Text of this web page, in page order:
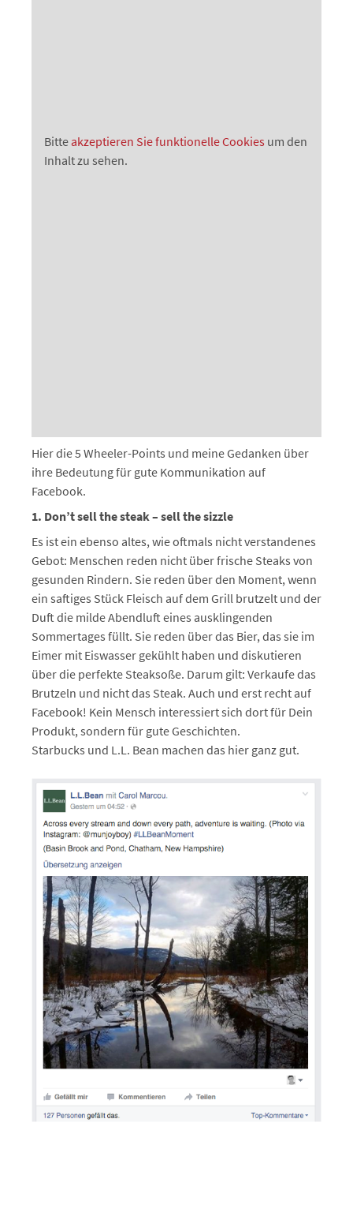
Bitte akzeptieren Sie funktionelle Cookies um den
Inhalt zu sehen.
Hier die 5 Wheeler-Points und meine Gedanken über
ihre Bedeutung für gute Kommunikation auf
Facebook.
1. Don’t sell the steak – sell the sizzle
Es ist ein ebenso altes, wie oftmals nicht verstandenes
Gebot: Menschen reden nicht über frische Steaks von
gesunden Rindern. Sie reden über den Moment, wenn
ein saftiges Stück Fleisch auf dem Grill brutzelt und der
Duft die milde Abendluft eines ausklingenden
Sommertages füllt. Sie reden über das Bier, das sie im
Eimer mit Eiswasser gekühlt haben und diskutieren
über die perfekte Steaksoße. Darum gilt: Verkaufe das
Brutzeln und nicht das Steak. Auch und erst recht auf
Facebook! Kein Mensch interessiert sich dort für Dein
Produkt, sondern für gute Geschichten.
Starbucks und L.L. Bean machen das hier ganz gut.